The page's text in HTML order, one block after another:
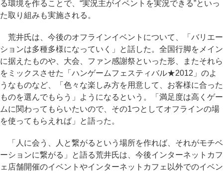
る環境を作ることで、“実況主がイベントを実況できる”といっ
た取り組みも実施される。
荒井氏は、今後のオフラインイベントについて、「バリエー
ションは多種多様になっていく」と話した。全国行脚をメイン
に据えたものや、大会、ファン感謝祭といった形、またそれら
をミックスさせた「ハンゲームフェスティバル★2012」のよ
うなものなど、「色々な楽しみ方を用意して、お客様に合った
ものを選んでもらう」ようになるという。「満足度は高くゲー
ムに関わってもらいたいので、その1つとしてオフラインの場
を使ってもらえれば」と語った。
「人に会う、人と繋がるという場所を作れば、それがモチベ
ーションに繋がる」と語る荒井氏は、今後インターネットカフ
ェ店舗開催のイベントやインターネットカフェ以外でのイベン